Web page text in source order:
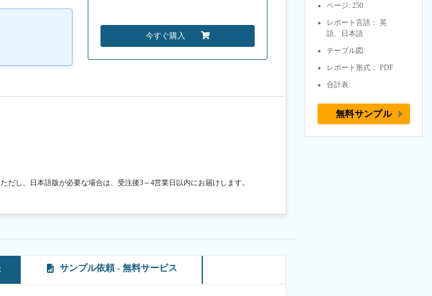
今すぐ購入
だし、日本語版が必要な場合は、受注後3～4営業日以内にお届けします。
サンプル依頼 - 無料サービス
ページ: 250
レポート言語： 英
語、日本語
テーブル図:
レポート形式： PDF
合計表:
無料サンプル